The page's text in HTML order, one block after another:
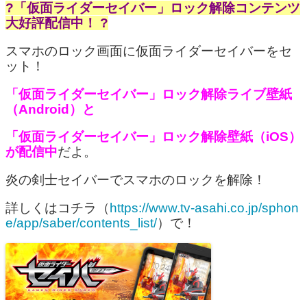
?「仮面ライダーセイバー」ロック解除コンテンツ
大好評配信中！ ?
スマホのロック画面に仮面ライダーセイバーをセ
ット！
「仮面ライダーセイバー」ロック解除ライブ壁紙
（Android）と
「仮面ライダーセイバー」ロック解除壁紙（iOS）
が配信中だよ。
炎の剣士セイバーでスマホのロックを解除！
詳しくはコチラ（https://www.tv-asahi.co.jp/sphon
e/app/saber/contents_list/）で！